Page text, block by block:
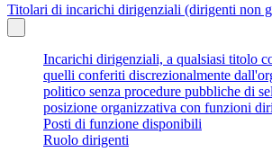
Titolari di incarichi dirigenziali (dirigenti non
Incarichi dirigenziali, a qualsiasi titolo
quelli conferiti discrezionalmente
politico senza procedure pubbliche di
posizione organizzativa con funzioni
Posti di funzione disponibili
Ruolo dirigenti